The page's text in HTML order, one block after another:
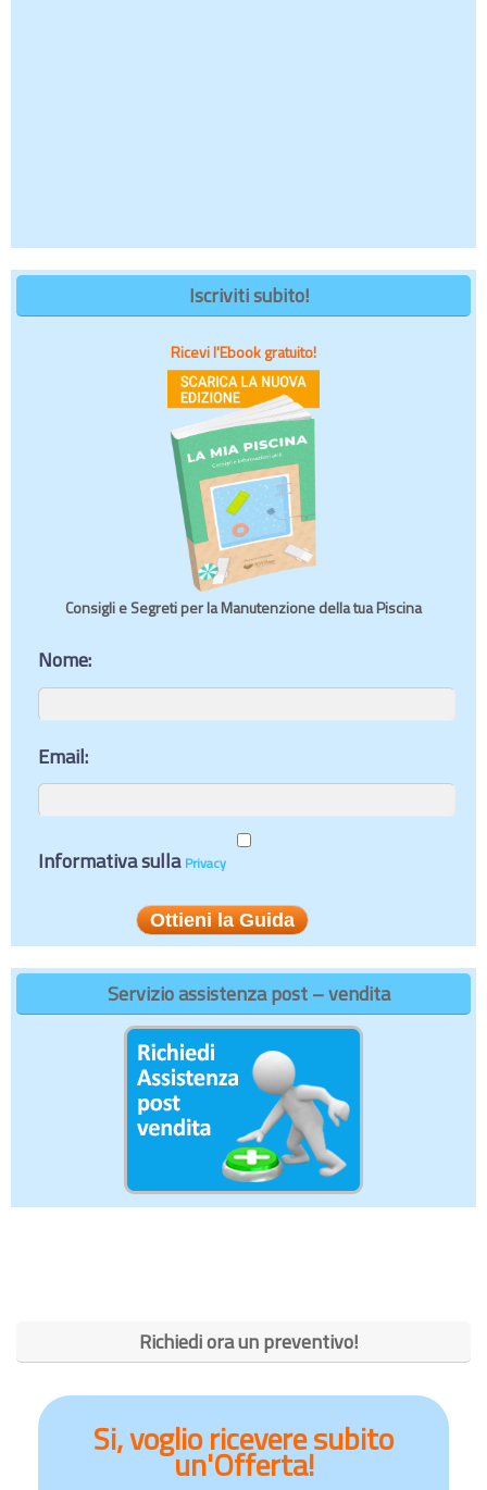
Iscriviti subito!
Ricevi l'Ebook gratuito!
Consigli e Segreti per la Manutenzione della tua Piscina
Nome:
Email:
Informativa sulla Privacy
Servizio assistenza post – vendita
Richiedi ora un preventivo!
Si, voglio ricevere subito
un'Offerta!